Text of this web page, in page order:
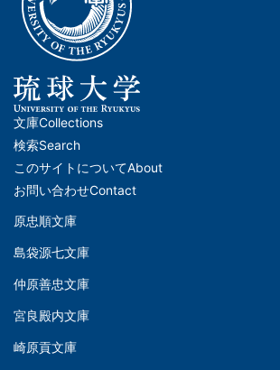
メ
イ
ン
ナ
ビ
ー
シ
ョ
文庫Collections
検索Search
このサイトについてAbout
お問い合わせContact
文
(Left)
原忠順文庫
島袋源七文庫
仲原善忠文庫
文
宮良殿内文庫
崎原貢文庫